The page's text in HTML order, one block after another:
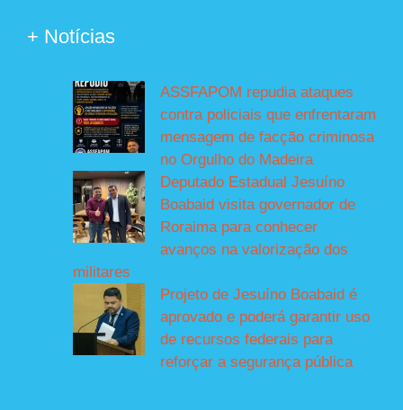
+ Notícias
ASSFAPOM repudia ataques
contra policiais que enfrentaram
mensagem de facção criminosa
no Orgulho do Madeira
Deputado Estadual Jesuíno
Boabaid visita governador de
Roraima para conhecer
avanços na valorização dos
militares
Projeto de Jesuíno Boabaid é
aprovado e poderá garantir uso
de recursos federais para
reforçar a segurança pública